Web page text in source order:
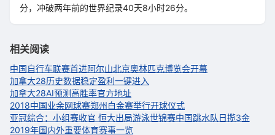
分，冲破两年前的世界纪录40天8小时26分。
相关阅读
中国自行车联赛首进阿尔山北京奥林匹克博览会开幕
加拿大28历史数据稳定盈利一键进入
加拿大28AI预测高胜率官方地址
2018中国业余网球赛郑州白金赛举行开球仪式
亚冠综合：小组赛收官 恒大出局游泳世锦赛中国跳水队日揽3金
2019年国内外重要体育赛事一览